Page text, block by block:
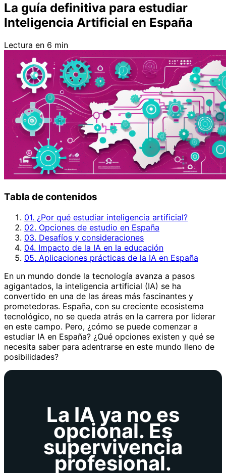
La guía definitiva para estudiar
Inteligencia Artificial en España
Lectura en 6 min
Tabla de contenidos
01. ¿Por qué estudiar inteligencia artificial?
02. Opciones de estudio en España
03. Desafíos y consideraciones
04. Impacto de la IA en la educación
05. Aplicaciones prácticas de la IA en España
En un mundo donde la tecnología avanza a pasos
agigantados, la inteligencia artificial (IA) se ha
convertido en una de las áreas más fascinantes y
prometedoras. España, con su creciente ecosistema
tecnológico, no se queda atrás en la carrera por liderar
en este campo. Pero, ¿cómo se puede comenzar a
estudiar IA en España? ¿Qué opciones existen y qué se
necesita saber para adentrarse en este mundo lleno de
posibilidades?
La IA ya no es
opcional. Es
supervivencia
profesional.